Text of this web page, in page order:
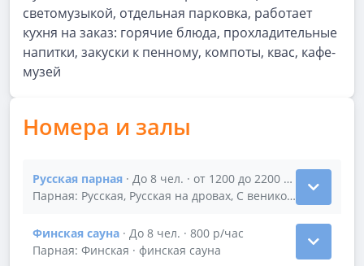
светомузыкой, отдельная парковка, работает
кухня на заказ: горячие блюда, прохладительные
напитки, закуски к пенному, компоты, квас, кафе-
музей
Номера и залы
Русская парная · До 8 чел. · от 1200 до 2200 р/час
Парная: Русская, Русская на дровах, С веником · бассейн
Показать подробности зала Русская парная
Финская сауна · До 8 чел. · 800 р/час
Парная: Финская · финская сауна
Показать подробности зала Финская сауна